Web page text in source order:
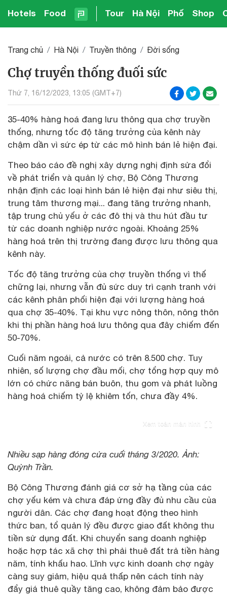
Hotels Food Tour Hà Nội Phố Shop
Trang chủ Hà Nội Truyền thông Đời sống
Chợ truyền thống đuối sức
Thứ 7, 16/12/2023, 13:05 (GMT+7)
35-40% hàng hoá đang lưu thông qua chợ truyền
thống, nhưng tốc độ tăng trưởng của kênh này
chậm dần vì sức ép từ các mô hình bán lẻ hiện đại.
Theo báo cáo đề nghị xây dựng nghị định sửa đổi
về phát triển và quản lý chợ, Bộ Công Thương
nhận định các loại hình bán lẻ hiện đại như siêu thị,
trung tâm thương mại... đang tăng trưởng nhanh,
tập trung chủ yếu ở các đô thị và thu hút đầu tư
từ các doanh nghiệp nước ngoài. Khoảng 25%
hàng hoá trên thị trường đang được lưu thông qua
kênh này.
Tốc độ tăng trưởng của chợ truyền thống vì thế
chững lại, nhưng vẫn đủ sức duy trì cạnh tranh với
các kênh phân phối hiện đại với lượng hàng hoá
qua chợ 35-40%. Tại khu vực nông thôn, nông thôn
khi thị phần hàng hoá lưu thông qua đây chiếm đến
50-70%.
Cuối năm ngoái, cả nước có trên 8.500 chợ. Tuy
nhiên, số lượng chợ đầu mối, chợ tổng hợp quy mô
lớn có chức năng bán buôn, thu gom và phát luồng
hàng hoá chiếm tỷ lệ khiêm tốn, chưa đầy 4%.
Xem toàn màn hình
Nhiều sạp hàng đóng cửa cuối tháng 3/2020. Ảnh:
Quỳnh Trần.
Bộ Công Thương đánh giá cơ sở hạ tầng của các
chợ yếu kém và chưa đáp ứng đầy đủ nhu cầu của
người dân. Các chợ đang hoạt động theo hình
thức ban, tổ quản lý đều được giao đất không thu
tiền sử dụng đất. Khi chuyển sang doanh nghiệp
hoặc hợp tác xã chợ thì phải thuê đất trả tiền hàng
năm, tính khấu hao. Lĩnh vực kinh doanh chợ ngày
càng suy giảm, hiệu quả thấp nên cách tính này
đẩy giá thuê quầy tăng cao, không đảm bảo được